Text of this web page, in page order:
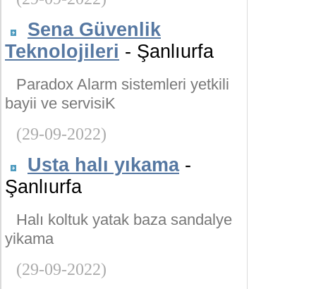
Sena Güvenlik
Teknolojileri - Şanlıurfa
Paradox Alarm sistemleri yetkili
bayii ve servisiK
(29-09-2022)
Usta halı yıkama-
Şanlıurfa
Halı koltuk yatak baza sandalye
yikama
(29-09-2022)